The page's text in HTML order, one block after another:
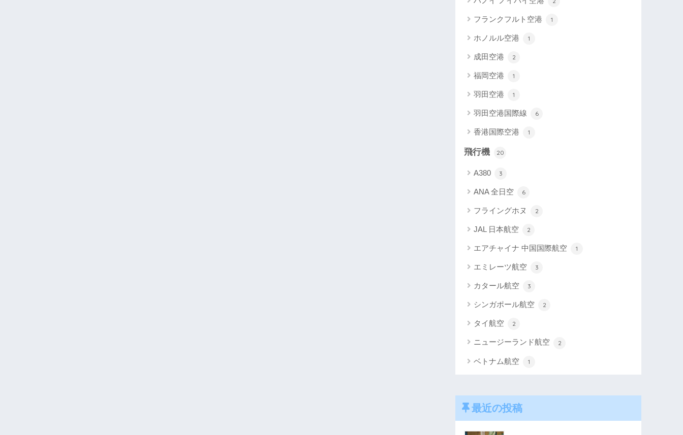
フランクフルト空港 1
ホノルル空港 1
成田空港 2
福岡空港 1
羽田空港 1
羽田空港国際線 6
香港国際空港 1
飛行機 20
A380 3
ANA 全日空 6
フライングホヌ 2
JAL 日本航空 2
エアチャイナ 中国国際航空 1
エミレーツ航空 3
カタール航空 3
シンガポール航空 2
タイ航空 2
ニュージーランド航空 2
ベトナム航空 1
最近の投稿